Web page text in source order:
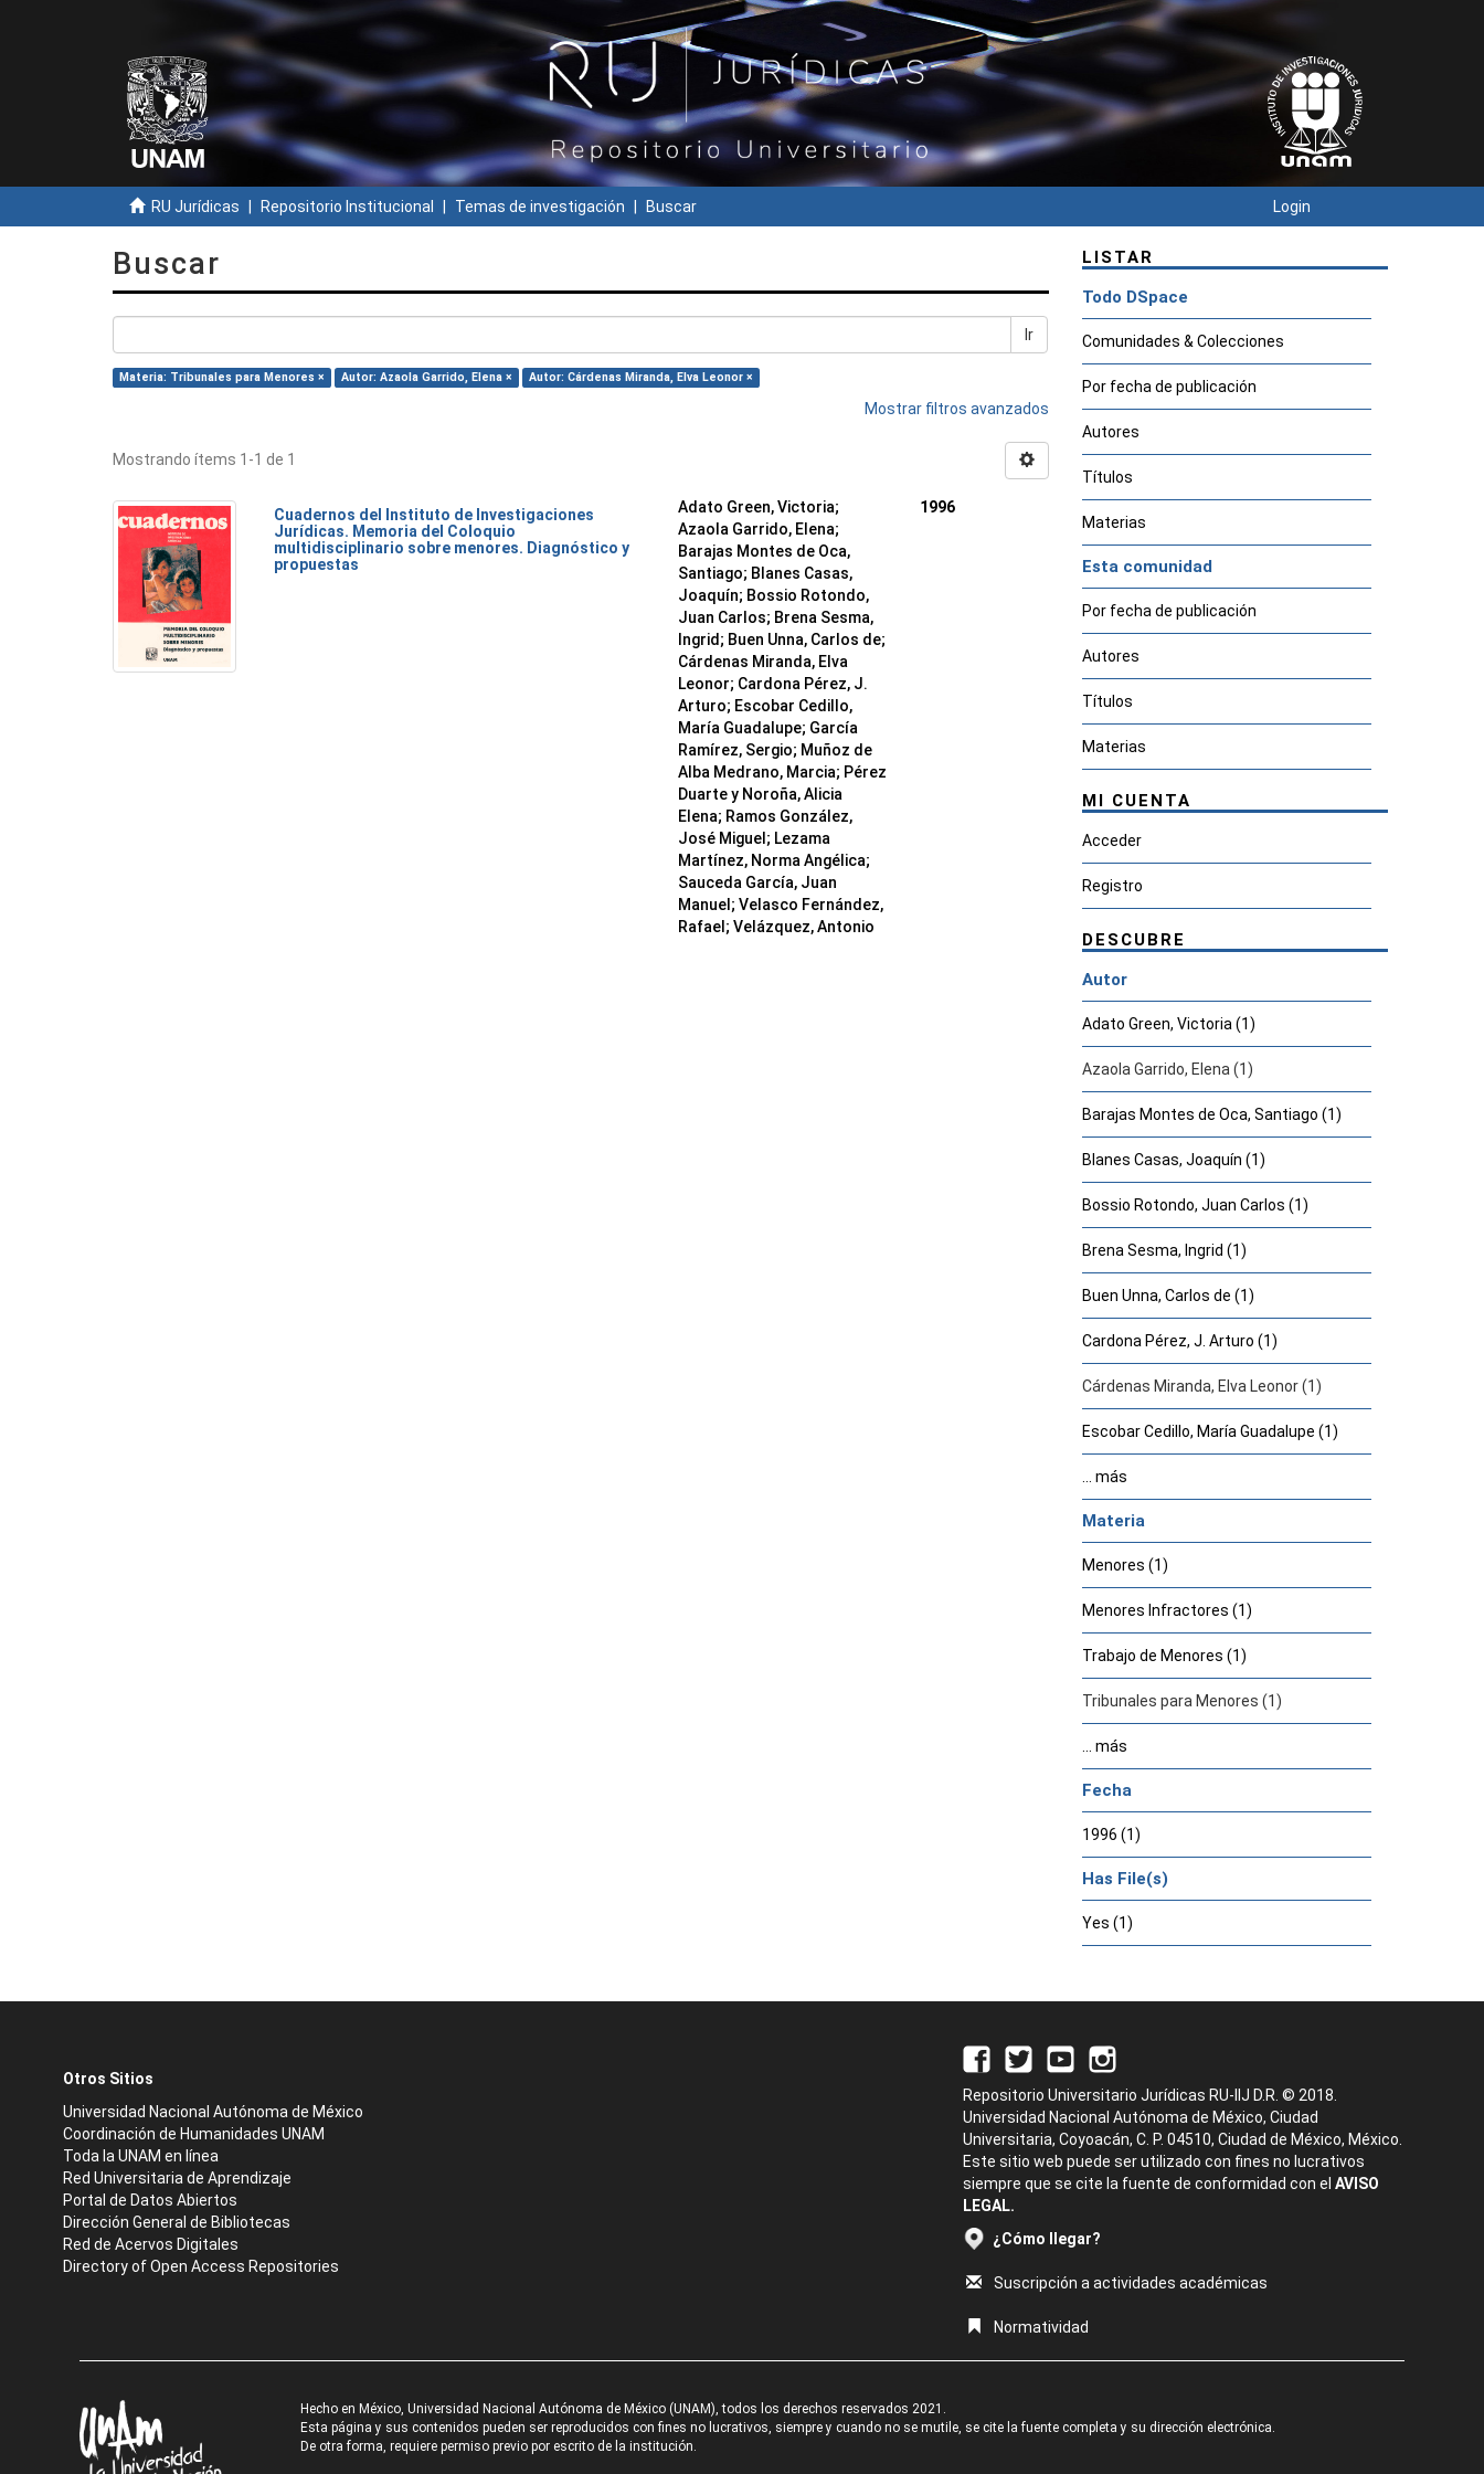
RU Jurídicas Repositorio Institucional Temas de investigación Buscar Login
Buscar
Ir
Materia: Tribunales para Menores × Autor: Azaola Garrido, Elena × Autor: Cárdenas Miranda, Elva Leonor ×
Mostrar filtros avanzados
Mostrando ítems 1-1 de 1
Cuadernos del Instituto de Investigaciones
Jurídicas. Memoria del Coloquio
multidisciplinario sobre menores. Diagnóstico y
propuestas
Adato Green, Victoria;
Azaola Garrido, Elena;
Barajas Montes de Oca,
Santiago; Blanes Casas,
Joaquín; Bossio Rotondo,
Juan Carlos; Brena Sesma,
Ingrid; Buen Unna, Carlos de;
Cárdenas Miranda, Elva
Leonor; Cardona Pérez, J.
Arturo; Escobar Cedillo,
María Guadalupe; García
Ramírez, Sergio; Muñoz de
Alba Medrano, Marcia; Pérez
Duarte y Noroña, Alicia
Elena; Ramos González,
José Miguel; Lezama
Martínez, Norma Angélica;
Sauceda García, Juan
Manuel; Velasco Fernández,
Rafael; Velázquez, Antonio
1996
LISTAR
Todo DSpace
Comunidades & Colecciones
Por fecha de publicación
Autores
Títulos
Materias
Esta comunidad
Por fecha de publicación
Autores
Títulos
Materias
MI CUENTA
Acceder
Registro
DESCUBRE
Autor
Adato Green, Victoria (1)
Azaola Garrido, Elena (1)
Barajas Montes de Oca, Santiago (1)
Blanes Casas, Joaquín (1)
Bossio Rotondo, Juan Carlos (1)
Brena Sesma, Ingrid (1)
Buen Unna, Carlos de (1)
Cardona Pérez, J. Arturo (1)
Cárdenas Miranda, Elva Leonor (1)
Escobar Cedillo, María Guadalupe (1)
... más
Materia
Menores (1)
Menores Infractores (1)
Trabajo de Menores (1)
Tribunales para Menores (1)
... más
Fecha
1996 (1)
Has File(s)
Yes (1)
Otros Sitios
Universidad Nacional Autónoma de México
Coordinación de Humanidades UNAM
Toda la UNAM en línea
Red Universitaria de Aprendizaje
Portal de Datos Abiertos
Dirección General de Bibliotecas
Red de Acervos Digitales
Directory of Open Access Repositories
Repositorio Universitario Jurídicas RU-IIJ D.R. © 2018.
Universidad Nacional Autónoma de México, Ciudad
Universitaria, Coyoacán, C. P. 04510, Ciudad de México, México.
Este sitio web puede ser utilizado con fines no lucrativos
siempre que se cite la fuente de conformidad con el AVISO
LEGAL.
¿Cómo llegar?
Suscripción a actividades académicas
Normatividad
Hecho en México, Universidad Nacional Autónoma de México (UNAM), todos los derechos reservados 2021.
Esta página y sus contenidos pueden ser reproducidos con fines no lucrativos, siempre y cuando no se mutile, se cite la fuente completa y su dirección electrónica.
De otra forma, requiere permiso previo por escrito de la institución.